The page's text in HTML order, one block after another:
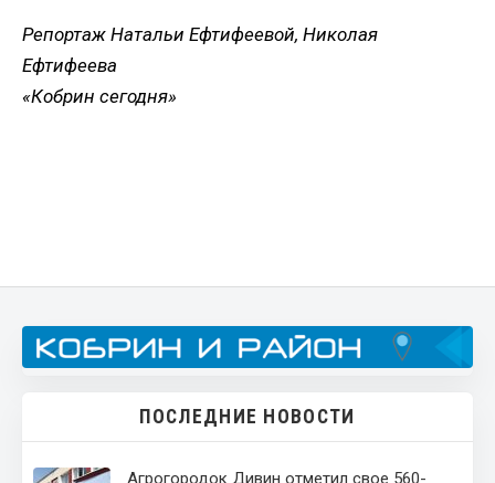
Репортаж Натальи Ефтифеевой, Николая
Ефтифеева
«Кобрин сегодня»
ПОСЛЕДНИЕ НОВОСТИ
Агрогородок Дивин отметил свое 560-